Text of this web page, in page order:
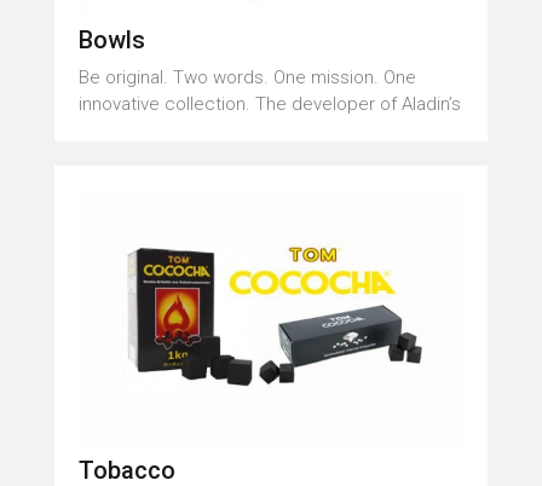
Bowls
Be original. Two words. One mission. One
innovative collection. The developer of Aladin’s
Tobacco